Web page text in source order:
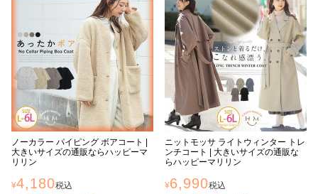
ノーカラー パイピング ボアコート |
大きいサイズの通販ならハッピーマ
リリン
¥4,180税込
ニットモッサ ライトウィンター トレ
ンチコート | 大きいサイズの通販な
らハッピーマリリン
¥6,990税込